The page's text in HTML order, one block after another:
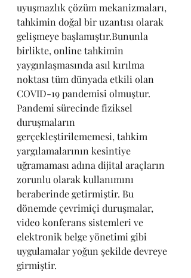
uyuşmazlık çözüm mekanizmaları,
tahkimin doğal bir uzantısı olarak
gelişmeye başlamıştır.Bununla
birlikte, online tahkimin
yaygınlaşmasında asıl kırılma
noktası tüm dünyada etkili olan
COVID-19 pandemisi olmuştur.
Pandemi sürecinde fiziksel
duruşmaların
gerçekleştirilememesi, tahkim
yargılamalarının kesintiye
uğramaması adına dijital araçların
zorunlu olarak kullanımını
beraberinde getirmiştir. Bu
dönemde çevrimiçi duruşmalar,
video konferans sistemleri ve
elektronik belge yönetimi gibi
uygulamalar yoğun şekilde devreye
girmiştir.